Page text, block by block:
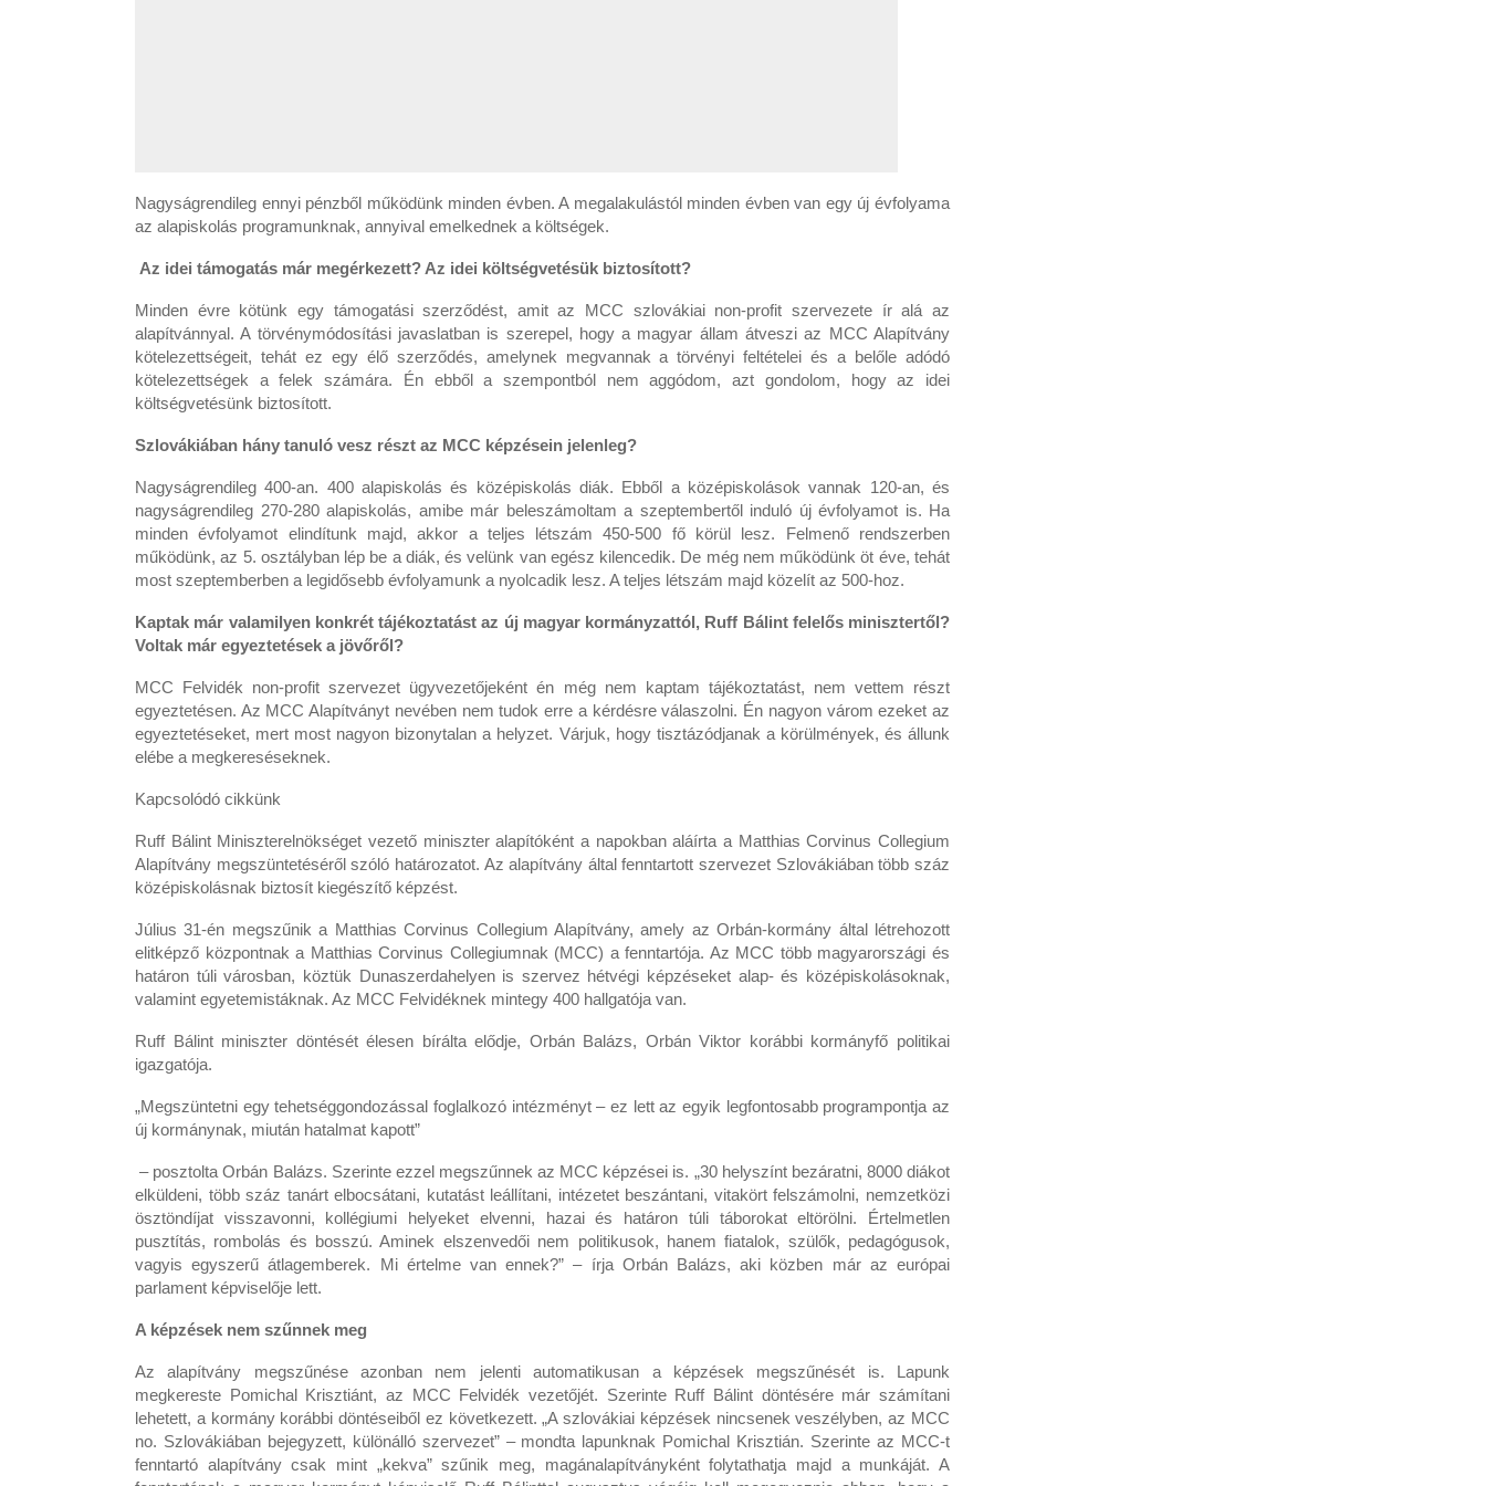
Nagyságrendileg ennyi pénzből működünk minden évben. A megalakulástól minden évben van egy új évfolyama
az alapiskolás programunknak, annyival emelkednek a költségek.
Az idei támogatás már megérkezett? Az idei költségvetésük biztosított?
Minden évre kötünk egy támogatási szerződést, amit az MCC szlovákiai non-profit szervezete ír alá az
alapítvánnyal. A törvénymódosítási javaslatban is szerepel, hogy a magyar állam átveszi az MCC Alapítvány
kötelezettségeit, tehát ez egy élő szerződés, amelynek megvannak a törvényi feltételei és a belőle adódó
kötelezettségek a felek számára. Én ebből a szempontból nem aggódom, azt gondolom, hogy az idei
költségvetésünk biztosított.
Szlovákiában hány tanuló vesz részt az MCC képzésein jelenleg?
Nagyságrendileg 400-an. 400 alapiskolás és középiskolás diák. Ebből a középiskolások vannak 120-an, és
nagyságrendileg 270-280 alapiskolás, amibe már beleszámoltam a szeptembertől induló új évfolyamot is. Ha
minden évfolyamot elindítunk majd, akkor a teljes létszám 450-500 fő körül lesz. Felmenő rendszerben
működünk, az 5. osztályban lép be a diák, és velünk van egész kilencedik. De még nem működünk öt éve, tehát
most szeptemberben a legidősebb évfolyamunk a nyolcadik lesz. A teljes létszám majd közelít az 500-hoz.
Kaptak már valamilyen konkrét tájékoztatást az új magyar kormányzattól, Ruff Bálint felelős minisztertől?
Voltak már egyeztetések a jövőről?
MCC Felvidék non-profit szervezet ügyvezetőjeként én még nem kaptam tájékoztatást, nem vettem részt
egyeztetésen. Az MCC Alapítványt nevében nem tudok erre a kérdésre válaszolni. Én nagyon várom ezeket az
egyeztetéseket, mert most nagyon bizonytalan a helyzet. Várjuk, hogy tisztázódjanak a körülmények, és állunk
elébe a megkereséseknek.
Kapcsolódó cikkünk
Ruff Bálint Miniszterelnökséget vezető miniszter alapítóként a napokban aláírta a Matthias Corvinus Collegium
Alapítvány megszüntetéséről szóló határozatot. Az alapítvány által fenntartott szervezet Szlovákiában több száz
középiskolásnak biztosít kiegészítő képzést.
Július 31-én megszűnik a Matthias Corvinus Collegium Alapítvány, amely az Orbán-kormány által létrehozott
elitképző központnak a Matthias Corvinus Collegiumnak (MCC) a fenntartója. Az MCC több magyarországi és
határon túli városban, köztük Dunaszerdahelyen is szervez hétvégi képzéseket alap- és középiskolásoknak,
valamint egyetemistáknak. Az MCC Felvidéknek mintegy 400 hallgatója van.
Ruff Bálint miniszter döntését élesen bírálta elődje, Orbán Balázs, Orbán Viktor korábbi kormányfő politikai
igazgatója.
„Megszüntetni egy tehetséggondozással foglalkozó intézményt – ez lett az egyik legfontosabb programpontja az
új kormánynak, miután hatalmat kapott”
– posztolta Orbán Balázs. Szerinte ezzel megszűnnek az MCC képzései is. „30 helyszínt bezáratni, 8000 diákot
elküldeni, több száz tanárt elbocsátani, kutatást leállítani, intézetet beszántani, vitakört felszámolni, nemzetközi
ösztöndíjat visszavonni, kollégiumi helyeket elvenni, hazai és határon túli táborokat eltörölni. Értelmetlen
pusztítás, rombolás és bosszú. Aminek elszenvedői nem politikusok, hanem fiatalok, szülők, pedagógusok,
vagyis egyszerű átlagemberek. Mi értelme van ennek?” – írja Orbán Balázs, aki közben már az európai
parlament képviselője lett.
A képzések nem szűnnek meg
Az alapítvány megszűnése azonban nem jelenti automatikusan a képzések megszűnését is. Lapunk
megkereste Pomichal Krisztiánt, az MCC Felvidék vezetőjét. Szerinte Ruff Bálint döntésére már számítani
lehetett, a kormány korábbi döntéseiből ez következett. „A szlovákiai képzések nincsenek veszélyben, az MCC
no. Szlovákiában bejegyzett, különálló szervezet” – mondta lapunknak Pomichal Krisztián. Szerinte az MCC-t
fenntartó alapítvány csak mint „kekva” szűnik meg, magánalapítványként folytathatja majd a munkáját. A